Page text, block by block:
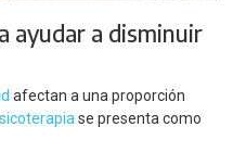
ayudar a disminuir
afectan a una proporción
se presenta como